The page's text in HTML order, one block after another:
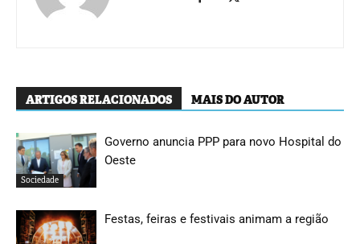
ARTIGOS RELACIONADOS MAIS DO AUTOR
Sociedade
Governo anuncia PPP para novo Hospital do
Oeste
Festas, feiras e festivais animam a região